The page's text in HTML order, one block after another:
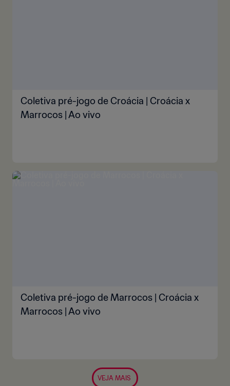
Coletiva pré-jogo de Croácia | Croácia x
Marrocos | Ao vivo
Coletiva pré-jogo de Marrocos | Croácia x
Marrocos | Ao vivo
VEJA MAIS